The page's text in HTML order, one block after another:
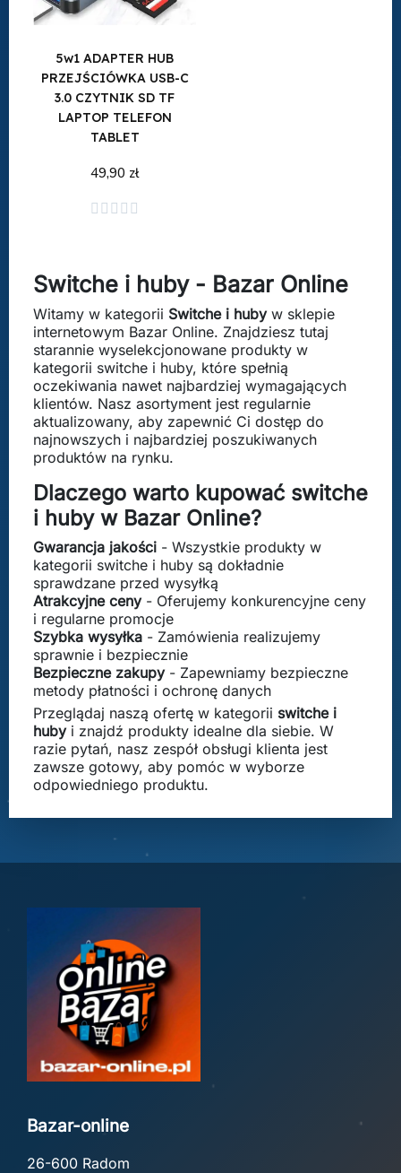
5w1 ADAPTER HUB
PRZEJŚCIÓWKA USB-C
3.0 CZYTNIK SD TF
LAPTOP TELEFON
TABLET
49,90 zł
    
Dodaj do koszyka
Switche i huby - Bazar Online
Witamy w kategorii Switche i hubyw sklepie
internetowym Bazar Online. Znajdziesz tutaj
starannie wyselekcjonowane produkty w
kategorii switche i huby, które spełnią
oczekiwania nawet najbardziej wymagających
klientów. Nasz asortyment jest regularnie
aktualizowany, aby zapewnić Ci dostęp do
najnowszych i najbardziej poszukiwanych
produktów na rynku.
Dlaczego warto kupować switche
i huby w Bazar Online?
Gwarancja jakości - Wszystkie produkty w
kategorii switche i huby są dokładnie
sprawdzane przed wysyłką
Atrakcyjne ceny- Oferujemy konkurencyjne ceny
i regularne promocje
Szybka wysyłka - Zamówienia realizujemy
sprawnie i bezpiecznie
Bezpieczne zakupy- Zapewniamy bezpieczne
metody płatności i ochronę danych
Przeglądaj naszą ofertę w kategorii switche i
hubyi znajdź produkty idealne dla siebie. W
razie pytań, nasz zespół obsługi klienta jest
zawsze gotowy, aby pomóc w wyborze
odpowiedniego produktu.
Bazar-online
26-600 Radom